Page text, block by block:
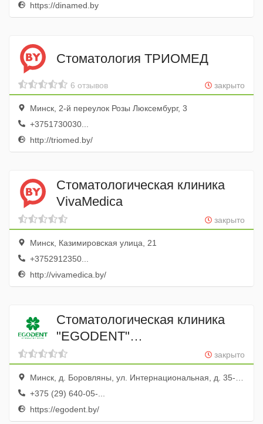
https://dinamed.by
Стоматология ТРИОМЕД
закрыто
6 отзывов
Минск, 2-й переулок Розы Люксембург, 3
+3751730030...
http://triomed.by/
Стоматологическая клиника
VivaMedica
закрыто
Минск, Казимировская улица, 21
+3752912350...
http://vivamedica.by/
Стоматологическая клиника
"EGODENT"
(Стоматологическое отделение
ООО "КассТехноСервис")
закрыто
Минск, д. Боровляны, ул. Интернациональная, д. 35-127
+375 (29) 640-05-...
https://egodent.by/